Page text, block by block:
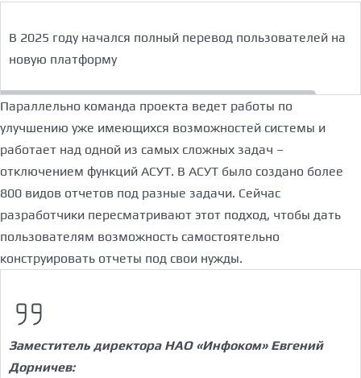
В 2025 году начался полный перевод пользователей на
новую платформу
Параллельно команда проекта ведет работы по
улучшению уже имеющихся возможностей системы и
работает над одной из самых сложных задач –
отключением функций АСУТ. В АСУТ было создано более
800 видов отчетов под разные задачи. Сейчас
разработчики пересматривают этот подход, чтобы дать
пользователям возможность самостоятельно
конструировать отчеты под свои нужды.
Заместитель директора НАО «Инфоком» Евгений
Дорничев: